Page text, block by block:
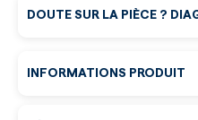
DOUTE SUR LA PIÈCE ?
INFORMATIONS PRODUIT